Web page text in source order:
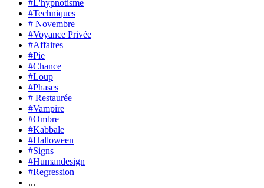
#L'hypnotisme
#Techniques
# Novembre
#Voyance Privée
#Affaires
#Pie
#Chance
#Loup
#Phases
# Restaurée
#Vampire
#Ombre
#Kabbale
#Halloween
#Signs
#Humandesign
#Regression
...